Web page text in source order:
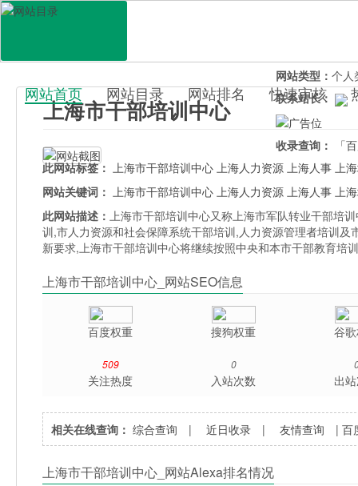
百科目录
网站首页 网站目录 网站排名 快速审核
上海市干部培训中心
网站类型： 个人
联系站长：
收录查询：
「
此网站标签：
上海市干部培训中心 上海人力资源 上海人事 上
网站关键词：
上海市干部培训中心 上海人力资源 上海人事 上
此网站描述： 上海市干部培训中心又称上海市军队转业干部培
训,市人力资源和社会保障系统干部培训,人力资源管理者培训
新要求,上海市干部培训中心将继续按照中央和本市干部教育
上海市干部培训中心_网站SEO信息
百度权重 搜狗权重 谷
509
关注热度
0
入站次数 出
相关在线查询： 综合查询 |近日收录 |友情查询 |百
上海市干部培训中心_网站Alexa排名情况